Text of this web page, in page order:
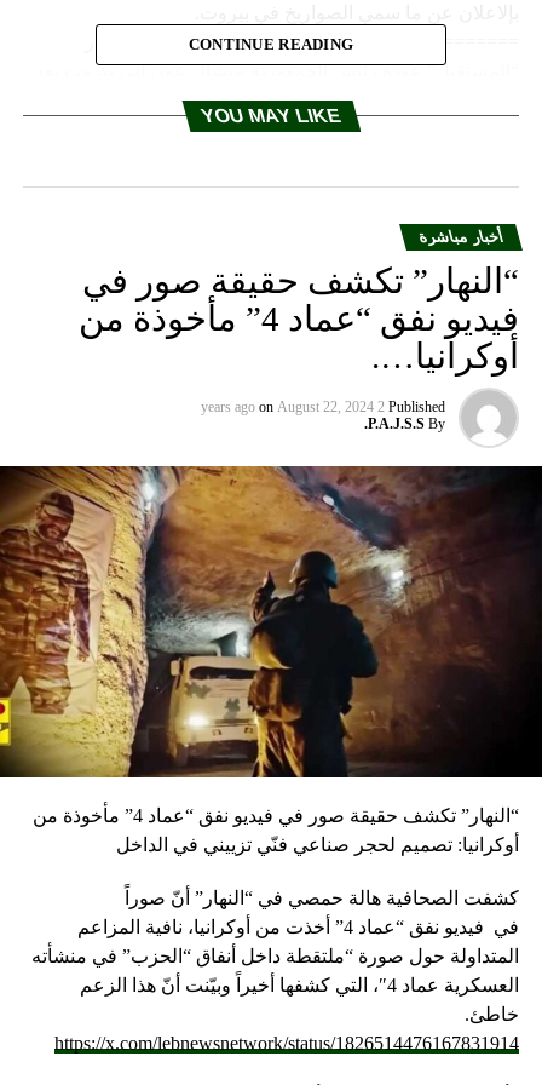
CONTINUE READING
YOU MAY LIKE
أخبار مباشرة
“النهار” تكشف حقيقة صور في
فيديو نفق “عماد 4” مأخوذة من
أوكرانيا….
Published
2 years ago
on August 22, 2024
By
P.A.J.S.S.
“النهار” تكشف حقيقة صور في فيديو نفق “عماد 4” مأخوذة من
أوكرانيا: تصميم لحجر صناعي فنّي تزييني في الداخل
كشفت الصحافية هالة حمصي في “النهار” أنّ صوراً
في فيديو
نفق “عماد 4” أخذت من أوكرانيا، نافية المزاعم
المتداولة حول صورة “ملتقطة داخل أنفاق “الحزب” في منشأته
العسكرية عماد 4″، التي كشفها أخيراً وبيّنت أنّ هذا الزعم
خاطئ.
https://x.com/lebnewsnetwork/status/1826514476167831914